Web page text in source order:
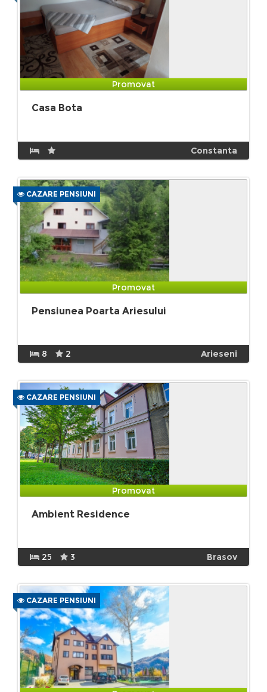
Promovat
Casa Bota
Constanta
CAZARE PENSIUNI
Promovat
Pensiunea Poarta Ariesului
8 2 Arieseni
CAZARE PENSIUNI
Promovat
Ambient Residence
25 3 Brasov
CAZARE PENSIUNI